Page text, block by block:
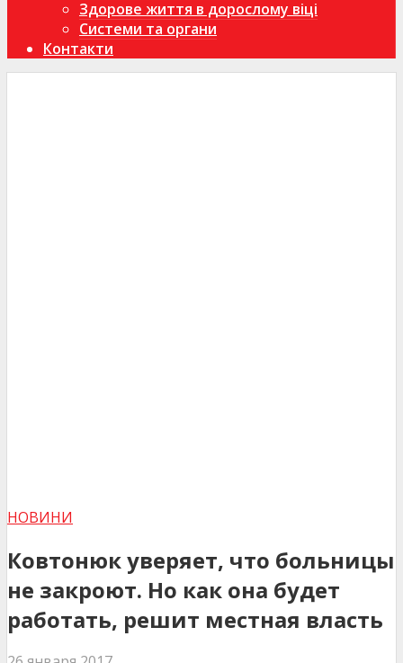
Здорове життя в дорослому віці
Системи та органи
Контакти
НОВИНИ
Ковтонюк уверяет, что больницы
не закроют. Но как она будет
работать, решит местная власть